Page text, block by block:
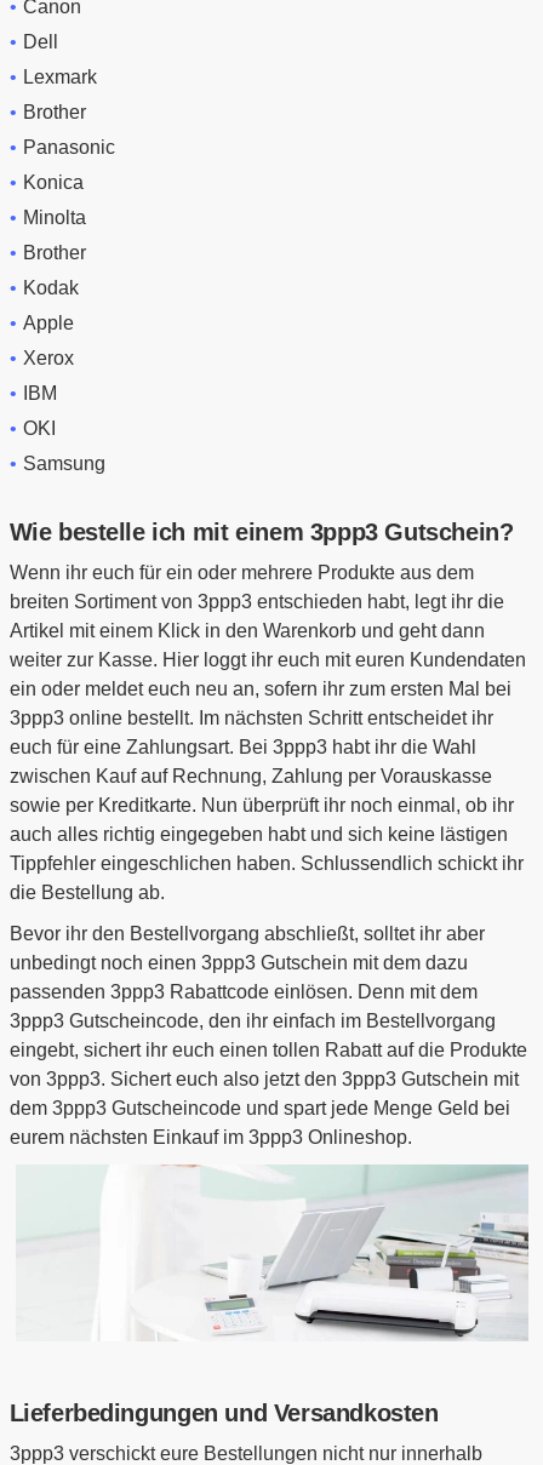
Canon
Dell
Lexmark
Brother
Panasonic
Konica
Minolta
Brother
Kodak
Apple
Xerox
IBM
OKI
Samsung
Wie bestelle ich mit einem 3ppp3 Gutschein?
Wenn ihr euch für ein oder mehrere Produkte aus dem
breiten Sortiment von 3ppp3 entschieden habt, legt ihr die
Artikel mit einem Klick in den Warenkorb und geht dann
weiter zur Kasse. Hier loggt ihr euch mit euren Kundendaten
ein oder meldet euch neu an, sofern ihr zum ersten Mal bei
3ppp3 online bestellt. Im nächsten Schritt entscheidet ihr
euch für eine Zahlungsart. Bei 3ppp3 habt ihr die Wahl
zwischen Kauf auf Rechnung, Zahlung per Vorauskasse
sowie per Kreditkarte. Nun überprüft ihr noch einmal, ob ihr
auch alles richtig eingegeben habt und sich keine lästigen
Tippfehler eingeschlichen haben. Schlussendlich schickt ihr
die Bestellung ab.
Bevor ihr den Bestellvorgang abschließt, solltet ihr aber
unbedingt noch einen 3ppp3 Gutschein mit dem dazu
passenden 3ppp3 Rabattcode einlösen. Denn mit dem
3ppp3 Gutscheincode, den ihr einfach im Bestellvorgang
eingebt, sichert ihr euch einen tollen Rabatt auf die Produkte
von 3ppp3. Sichert euch also jetzt den 3ppp3 Gutschein mit
dem 3ppp3 Gutscheincode und spart jede Menge Geld bei
eurem nächsten Einkauf im 3ppp3 Onlineshop.
Lieferbedingungen und Versandkosten
3ppp3 verschickt eure Bestellungen nicht nur innerhalb